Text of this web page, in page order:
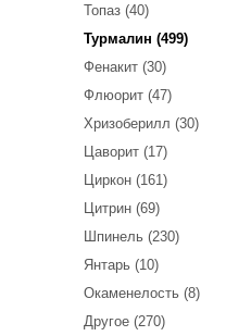
Топаз (40)
Турмалин (499)
Фенакит (30)
Флюорит (47)
Хризоберилл (30)
Цаворит (17)
Циркон (161)
Цитрин (69)
Шпинель (230)
Янтарь (10)
Окаменелость (8)
Другое (270)